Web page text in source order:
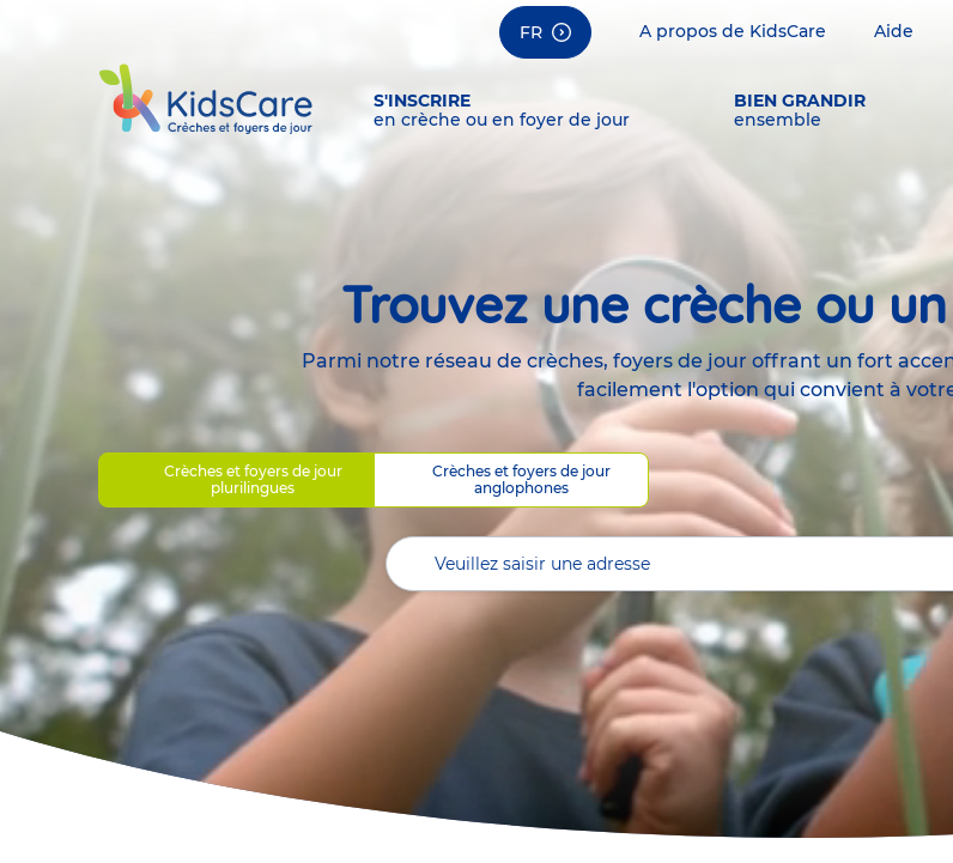
FR A propos de KidsCare Aide
S'INSCRIRE
en crèche ou en foyer de jour
BIEN GRANDIR
ensemble
Trouvez une crèche ou
Parmi notre réseau de crèches, foyers de jour offrant un fort
facilement l'option qui convient à
Crèches et foyers de jour
plurilingues
Crèches et foyers de jour
anglophones